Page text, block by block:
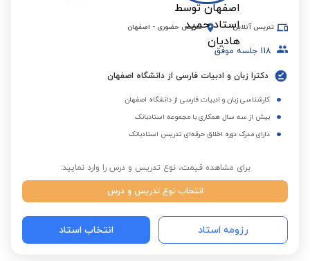
تدریس آنلاین تدریس حضوری - اصفهان
118 جلسه موفق
دکترا زبان و ادبیات فارسی از دانشگاه اصفهان
کارشناسی زبان و ادبیات فارسی از دانشگاه اصفهان
بیش از سه سال همکاری با مجموعه استادبانک
دارای مدرک دوره اخلاق حرفه‌ای تدریس استادبانک
برای مشاهده قیمت، نوع تدریس و درس را وارد نمایید:
انتخاب نوع تدریس و درس
رزومه استاد انتخاب استاد